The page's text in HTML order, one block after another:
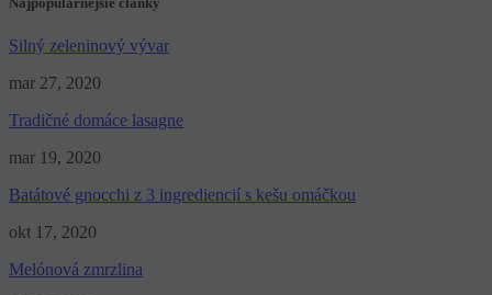
Silný zeleninový vývar
mar 27, 2020
Tradičné domáce lasagne
mar 19, 2020
Batátové gnocchi z 3 ingrediencií s kešu omáčkou
okt 17, 2020
Melónová zmrzlina